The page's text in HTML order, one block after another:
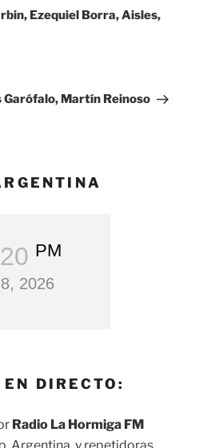
Ezequiel Borra, Aisles,
Martín Reinoso
21 PM
2026
DIRECTO:
Radio La Hormiga FM